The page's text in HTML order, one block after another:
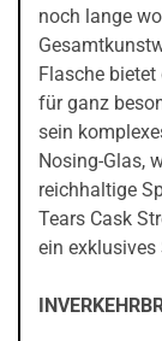
noch lange
Flasche
für ganz
sein
Nosing-Glas,
reichhaltige
Tears Cask
ein